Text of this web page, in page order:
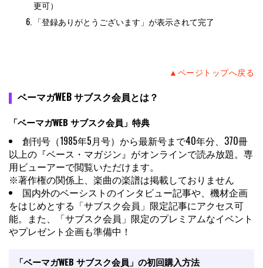
▲ページトップへ戻る
以上の『ベース・マガジン』がオンラインで読み放題。専
※著作権の関係上、楽曲の楽譜は掲載しておりません
国内外のベーシストのインタビュー記事や、機材企画
をはじめとする「サブスク会員」限定記事にアクセス可
能。また、「サブスク会員」限定のプレミアムなイベント
やプレゼント企画も準備中！
「ベーマガWEB サブスク会員」の初回購入方法
■「会員登録」プランパネルから
「￥990／1ヶ月」または、「￥2,750／3ヶ月」ボタンをクリ